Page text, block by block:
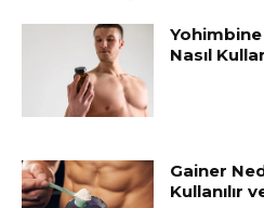
Yohimbine
Nasıl
Gainer
Kullanılır